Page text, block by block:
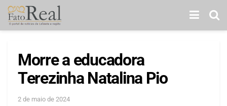
Morre a educadora
Terezinha Natalina Pio
2 de maio de 2024